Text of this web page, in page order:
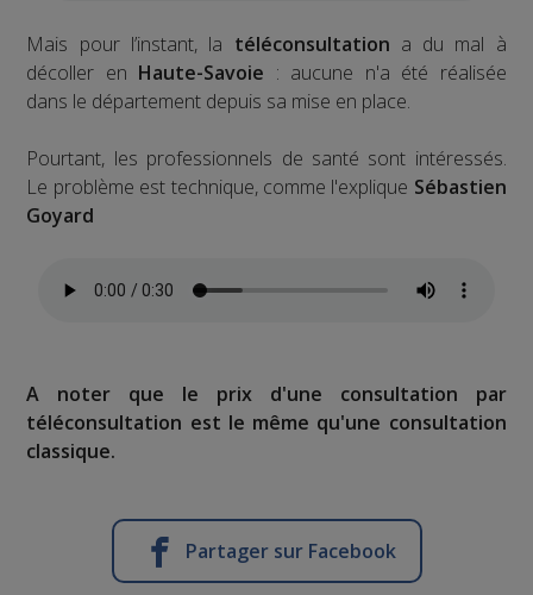
Mais pour l’instant, la téléconsultation a du mal à
décoller en Haute-Savoie : aucune n'a été réalisée
dans le département depuis sa mise en place.
Pourtant, les professionnels de santé sont intéressés.
Le problème est technique, comme l'explique Sébastien
Goyard
A noter que le prix d'une consultation par
téléconsultation est le même qu'une consultation
classique.
Partager sur Facebook